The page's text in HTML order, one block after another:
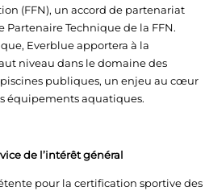
(FFN), un accord de partenariat
Technique de la FFN.
Everblue apportera à la
niveau dans le domaine des
publiques, un enjeu au cœur
équipements aquatiques.
de l’intérêt général
pour la certification sportive des